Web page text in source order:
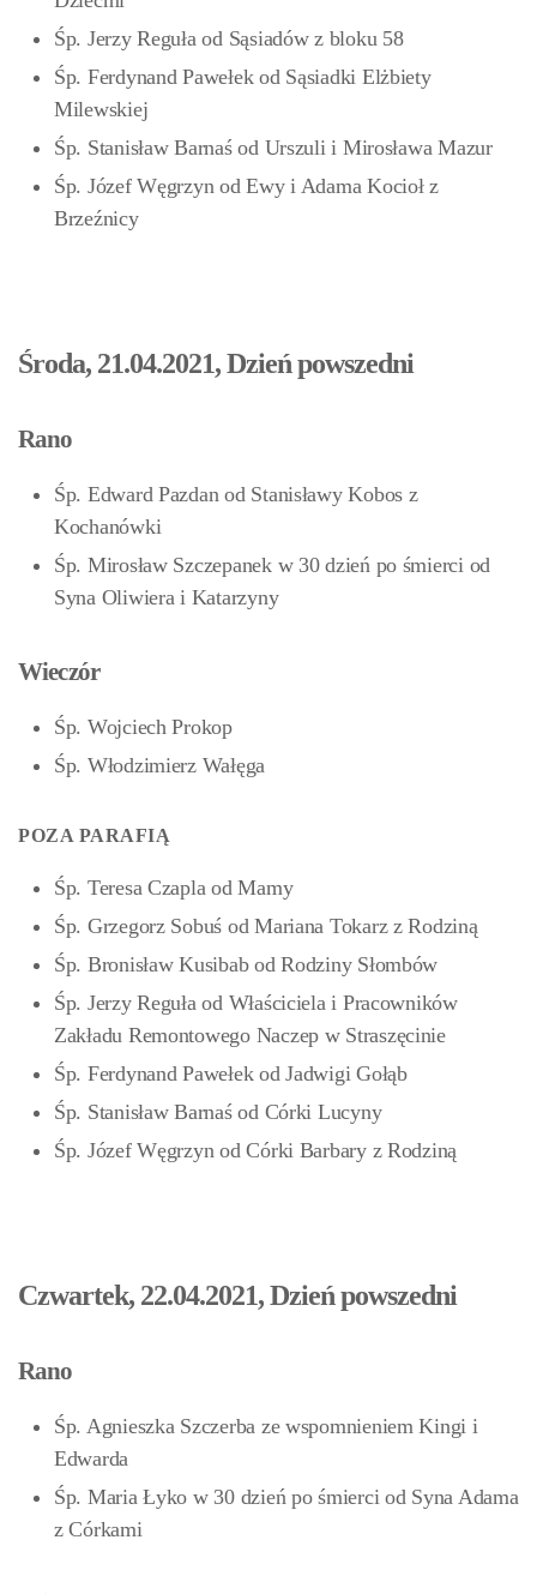
Śp. Jerzy Reguła od Sąsiadów z bloku 58
Śp. Ferdynand Pawełek od Sąsiadki Elżbiety
Milewskiej
Śp. Stanisław Barnaś od Urszuli i Mirosława Mazur
Śp. Józef Węgrzyn od Ewy i Adama Kocioł z
Brzeźnicy
Środa, 21.04.2021, Dzień powszedni
Rano
Śp. Edward Pazdan od Stanisławy Kobos z
Kochanówki
Śp. Mirosław Szczepanek w 30 dzień po śmierci od
Syna Oliwiera i Katarzyny
Wieczór
Śp. Wojciech Prokop
Śp. Włodzimierz Wałęga
POZA PARAFIĄ
Śp. Teresa Czapla od Mamy
Śp. Grzegorz Sobuś od Mariana Tokarz z Rodziną
Śp. Bronisław Kusibab od Rodziny Słombów
Śp. Jerzy Reguła od Właściciela i Pracowników
Zakładu Remontowego Naczep w Straszęcinie
Śp. Ferdynand Pawełek od Jadwigi Gołąb
Śp. Stanisław Barnaś od Córki Lucyny
Śp. Józef Węgrzyn od Córki Barbary z Rodziną
Czwartek, 22.04.2021, Dzień powszedni
Rano
Śp. Agnieszka Szczerba ze wspomnieniem Kingi i
Edwarda
Śp. Maria Łyko w 30 dzień po śmierci od Syna Adama
z Córkami